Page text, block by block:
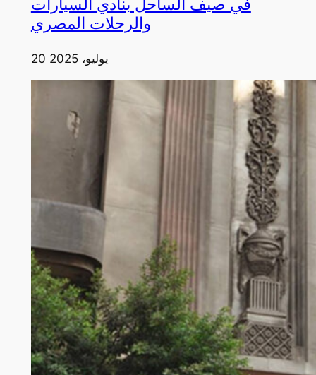
في صيف الساحل بنادي السيارات
والرحلات المصري
20 يوليو، 2025